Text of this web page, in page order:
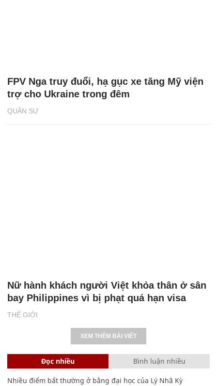
QUÂN SỰ
FPV Nga truy đuổi, hạ gục xe tăng Mỹ viện
trợ cho Ukraine trong đêm
THẾ GIỚI
Nữ hành khách người Việt khỏa thân ở sân
bay Philippines vì bị phạt quá hạn visa
XEM THÊM BÀI VIẾT
Đọc nhiều Bình luận nhiều
Nhiều điểm bất thường ở bằng đại học của Lý Nhã Kỳ